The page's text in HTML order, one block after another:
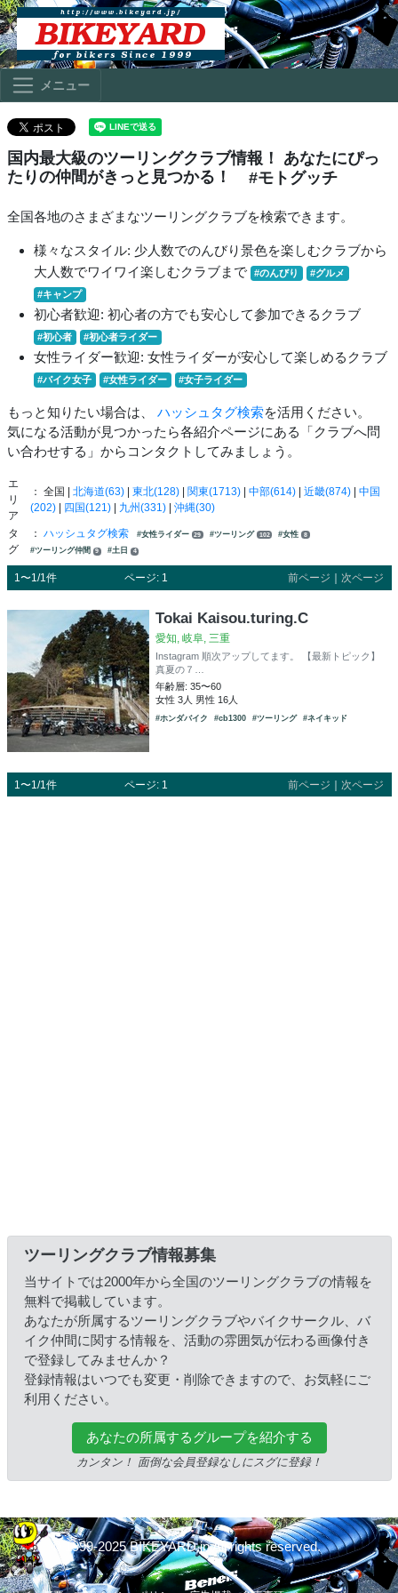
メニュー
国内最大級のツーリングクラブ情報！ あなたにぴっ
たりの仲間がきっと見つかる！
#モトグッチ
全国各地のさまざまなツーリングクラブを検索できます。
様々なスタイル: 少人数でのんびり景色を楽しむクラブから
大人数でワイワイ楽しむクラブまで
#のんびり
#グルメ
#キャンプ
初心者歓迎: 初心者の方でも安心して参加できるクラブ
#初心者 #初心者ライダー
女性ライダー歓迎: 女性ライダーが安心して楽しめるクラブ
#バイク女子 #女性ライダー #女子ライダー
もっと知りたい場合は、 ハッシュタグ検索を活用ください。
気になる活動が見つかったら各紹介ページにある「クラブへ問
い合わせする」からコンタクトしてみましょう。
エ
リ
ア
： 全国 | 北海道(63)| 東北(128)| 関東(1713)| 中部(614)| 近畿(874)| 中国
(202)| 四国(121)| 九州(331)| 沖縄(30)
タ
グ
： ハッシュタグ検索 #女性ライダー 29 #ツーリング 102 #女性 8
#ツーリング仲間 9 #土日 4
1〜1/1件 ページ: 1 前ページ 次ページ
Tokai Kaisou.turing.C
愛知, 岐阜, 三重
Instagram 順次アップしてます。 【最新トピック】
真夏の７…
年齢層: 35〜60
女性 3人 男性 16人
#ホンダバイク #cb1300 #ツーリング #ネイキッド
1〜1/1件 ページ: 1 前ページ ｜ 次ページ
ツーリングクラブ情報募集
当サイトでは2000年から全国のツーリングクラブの情報を
無料で掲載しています。
あなたが所属するツーリングクラブやバイクサークル、バ
イク仲間に関する情報を、活動の雰囲気が伝わる画像付き
で登録してみませんか？
登録情報はいつでも変更・削除できますので、お気軽にご
利用ください。
あなたの所属するグループを紹介する
カンタン！ 面倒な会員登録なしにスグに登録！
© 1999-2025 BIKEYARD.jp All rights reserved.